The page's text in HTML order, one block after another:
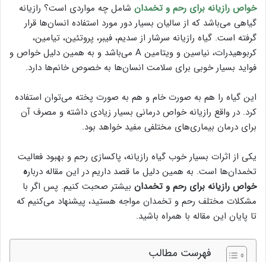
خواص رازیانه برای رحم و تخمدان شامل چه مواردی است؟ رازیانه
گیاهی می‌باشد که از سالیان بسیار دور مورد استفاده انسان‌ها قرار
گرفته است. گیاه رازیانه سرشار از سدیم، فیبر، پروتئین، تیامین،
کربوهیدرات، نیاسین و ویتامین A می‌باشد و به همین دلیل خواص و
فواید بسیار خوبی برای سلامت انسان‌ها به خصوص خانم‌ها دارد.
این گیاه را هم به صورت خام و هم به صورت پخته می‌توان استفاده
کرد. در واقع رازیانه خواص درمانی بسیار زیادی داشته و مصرف آن
برای درمان بیماری‌های مختلفی مفید خواهد بود.
یکی از اثرات بسیار خوب گیاه رازیانه، پاکسازی رحم و بهبود فعالیت
تخمدان‌ها است. به همین دلیل ما قصد داریم در این مقاله درباره
خواص رازیانه برای رحم و تخمدان بیشتر صحبت کنیم. پس اگر با
مشکلات مختلف رحم و تخمدان مواجه هستید، پیشنهاد می‌کنیم که
تا پایان این مقاله با همراه باشید.
فهرست مطالب